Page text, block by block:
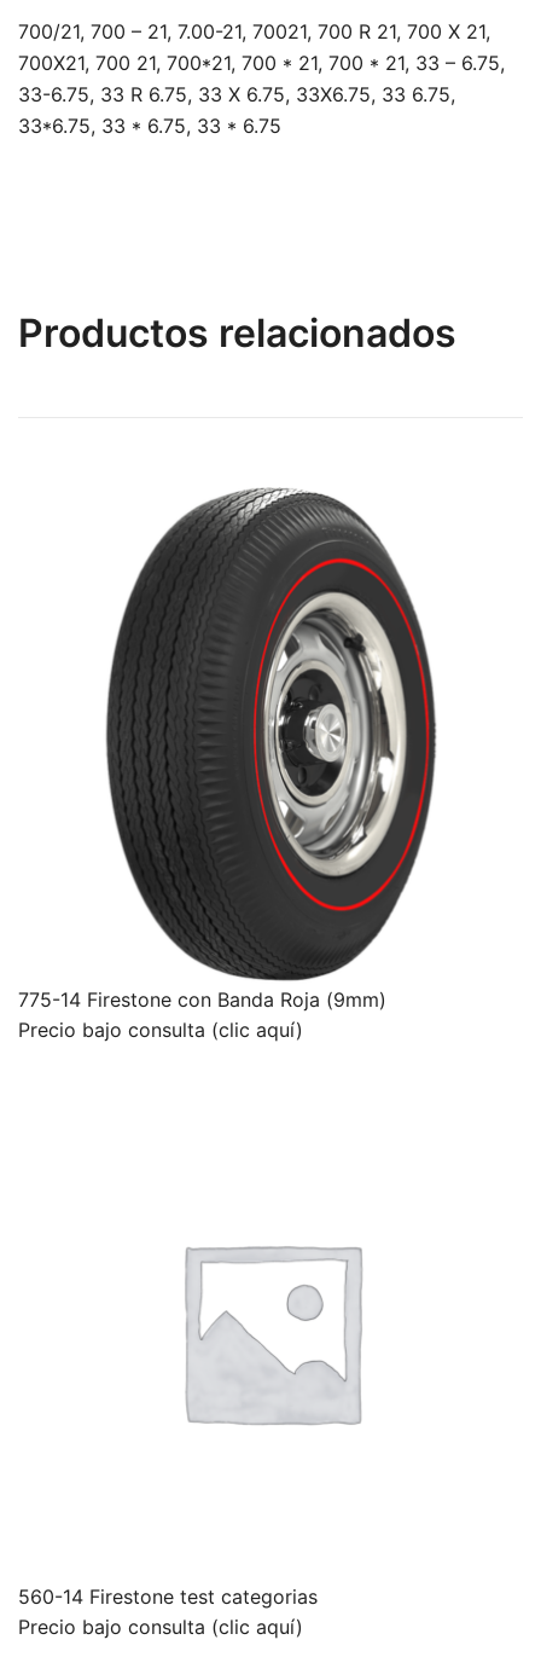
700/21, 700 – 21, 7.00-21, 70021, 700 R 21, 700 X 21,
700X21, 700 21, 700*21, 700 * 21, 700 * 21, 33 – 6.75,
33-6.75, 33 R 6.75, 33 X 6.75, 33X6.75, 33 6.75,
33*6.75, 33 * 6.75, 33 * 6.75
Productos relacionados
775-14 Firestone con Banda Roja (9mm)
Precio bajo consulta (clic aquí)
560-14 Firestone test categorias
Precio bajo consulta (clic aquí)